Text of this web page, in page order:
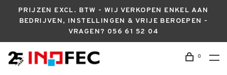
PRIJZEN EXCL. BTW - WIJ VERKOPEN ENKEL AAN
BEDRIJVEN, INSTELLINGEN & VRIJE BEROEPEN -
VRAGEN? 056 61 52 04
0